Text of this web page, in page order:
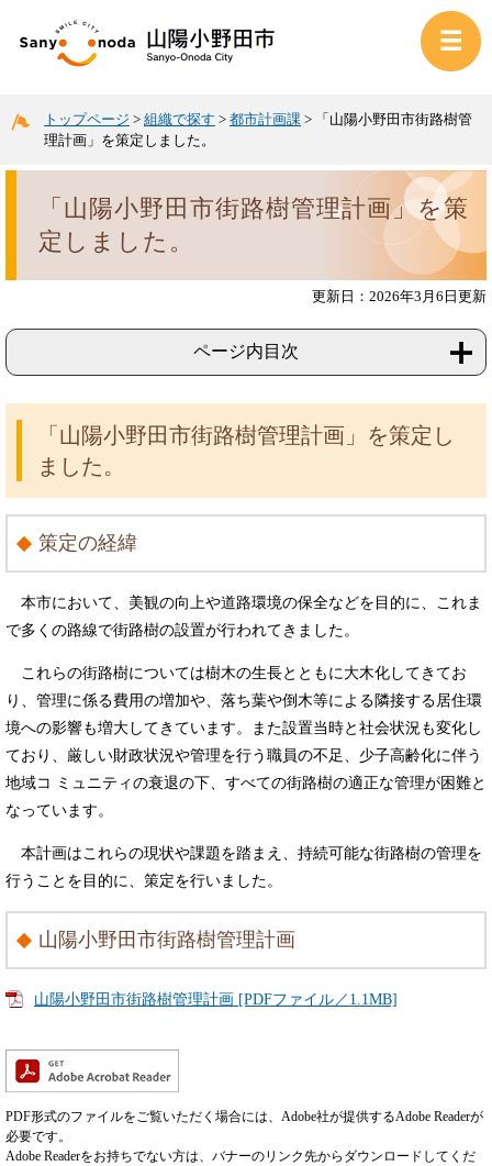
トップページ > 組織で探す > 都市計画課 >
「山陽小野田市街路樹管
理計画」を策定しました。
「山陽小野田市街路樹管理計画」を策
定しました。
更新日：2026年3月6日更新
ページ内目次
「山陽小野田市街路樹管理計画」を策定し
ました。
策定の経緯
​ 本市において、美観の向上や道路環境の保全などを目的に、これま
で多くの路線で街路樹の設置が行われてきました。
これらの街路樹については樹木の生長とともに大木化してきてお
り、管理に係る費用の増加や、落ち葉や倒木等による隣接する居住環
境への影響も増大してきています。また設置当時と社会状況も変化し
ており、厳しい財政状況や管理を行う職員の不足、少子高齢化に伴う
地域コ ミュニティの衰退の下、すべての街路樹の適正な管理が困難と
なっています。
本計画はこれらの現状や課題を踏まえ、持続可能な街路樹の管理を
行うことを目的に、策定を行いました。
山陽小野田市街路樹管理計画
山陽小野田市街路樹管理計画 [PDFファイル／1.1MB]
PDF形式のファイルをご覧いただく場合には、Adobe社が提供するAdobe Readerが
必要です。
Adobe Readerをお持ちでない方は、バナーのリンク先からダウンロードしてくだ